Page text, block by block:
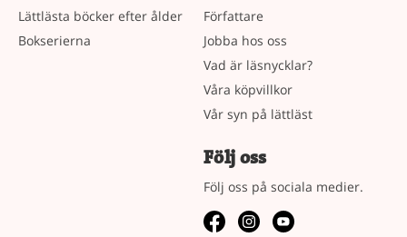
Lättlästa böcker efter ålder
Bokserierna
Författare
Jobba hos oss
Vad är läsnycklar?
Våra köpvillkor
Vår syn på lättläst
Följ oss
Följ oss på sociala medier.